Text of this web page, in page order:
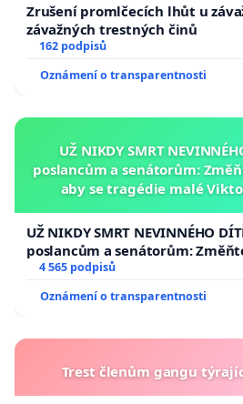
Zrušení promlčecích lhůt u
závažných trestných činů
162 podpisů
Oznámení o transparentnosti
UŽ NIKDY SMRT
poslancům a senátorům:
aby se tragédie malé
UŽ NIKDY SMRT NEVINNÉHO
poslancům a senátorům:
aby se tragédie malé Viktorky
4 565 podpisů
Oznámení o transparentnosti
Trest členům gangu